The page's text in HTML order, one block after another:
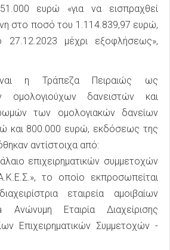
ευρώ «για να εισπραχθεί
στο ποσό του 1.114.839,97 ευρώ,
μέχρι εξοφλήσεως»,
η Τράπεζα Πειραιώς ως
δανειστών και
των ομολογιακών δανείων
και 800.000 ευρώ, εκδόσεως της
αντίστοιχα από:
επιχειρηματικών συμμετοχών
το οποίο εκπροσωπείται
εταιρεία αμοιβαίων
Ανώνυμη Εταιρία Διαχείρισης
Επιχειρηματικών Συμμετοχών -